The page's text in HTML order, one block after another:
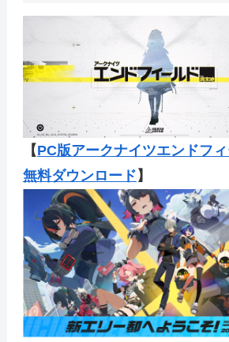
【PC版アークナイツエンドフ
無料ダウンロード 】